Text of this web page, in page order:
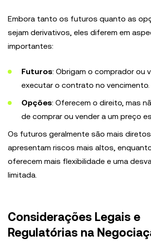
Embora tanto os futuros quanto as
sejam derivativos, eles diferem em
importantes:
Futuros: Obrigam o comprador ou
executar o contrato no vencimento.
Opções: Oferecem o direito, mas
de comprar ou vender a um preço
Os futuros geralmente são mais
apresentam riscos mais altos,
oferecem mais flexibilidade e uma
limitada.
Considerações Legais e
Regulatórias na